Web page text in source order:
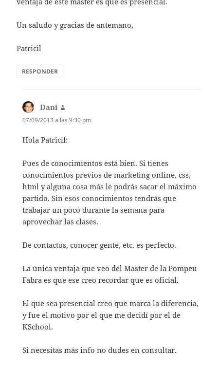
Un saludo y gracias de antemano,
Patricil
RESPONDER
Dani
07/09/2013 a las 9:30 pm
Hola Patricil:
Pues de conocimientos está bien. Si tienes
conocimientos previos de marketing online, css,
html y alguna cosa más le podrás sacar el máximo
partido. Sin esos conocimientos tendrás que
trabajar un poco durante la semana para
aprovechar las clases.
De contactos, conocer gente, etc. es perfecto.
La única ventaja que veo del Master de la Pompeu
Fabra es que ese creo recordar que es oficial.
El que sea presencial creo que marca la diferencia,
y fue el motivo por el que me decidí por el de
KSchool.
Si necesitas más info no dudes en consultar.